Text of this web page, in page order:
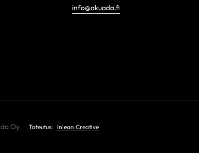
info@akuada.fi
Oy Toteutus: Inlean Creative